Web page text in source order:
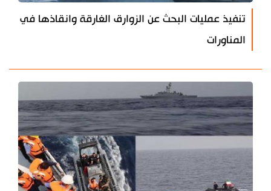
تنفيذ عمليات البحث عن الزوارق الغارقة وانقاذها في
المناورات